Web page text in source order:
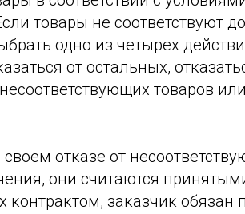
товары не соответствуют
одно из четырех
от остальных,
товаров
отказе от
они считаются
контрактом, заказчик обязан